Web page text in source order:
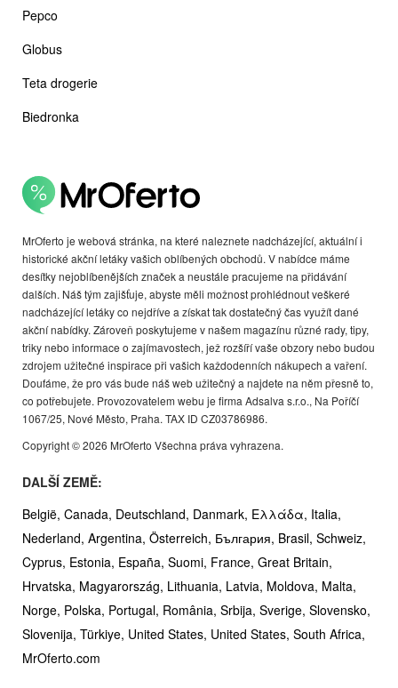
MrOferto je webová stránka, na které naleznete nadcházející, aktuální i
historické akční letáky vašich oblíbených obchodů. V nabídce máme
desítky nejoblíbenějších značek a neustále pracujeme na přidávání
dalších. Náš tým zajišťuje, abyste měli možnost prohlédnout veškeré
nadcházející letáky co nejdříve a získat tak dostatečný čas využít dané
akční nabídky. Zároveň poskytujeme v našem magazínu různé rady, tipy,
triky nebo informace o zajímavostech, jež rozšíří vaše obzory nebo budou
zdrojem užitečné inspirace při vašich každodenních nákupech a vaření.
Doufáme, že pro vás bude náš web užitečný a najdete na něm přesně to,
co potřebujete. Provozovatelem webu je firma Adsalva s.r.o., Na Poříčí
1067/25, Nové Město, Praha. TAX ID CZ03786986.
Copyright © 2026 MrOferto Všechna práva vyhrazena.
Pepco
Globus
Teta drogerie
Biedronka
DALŠÍ ZEMĚ:
België, Canada, Deutschland, Danmark, Ελλάδα, Italia,
Nederland, Argentina, Österreich, България, Brasil, Schweiz,
Cyprus, Estonia, España, Suomi, France, Great Britain,
Hrvatska, Magyarország, Lithuania, Latvia, Moldova, Malta,
Norge, Polska, Portugal, România, Srbija, Sverige, Slovensko,
Slovenija, Türkiye, United States, United States, South Africa,
MrOferto.com